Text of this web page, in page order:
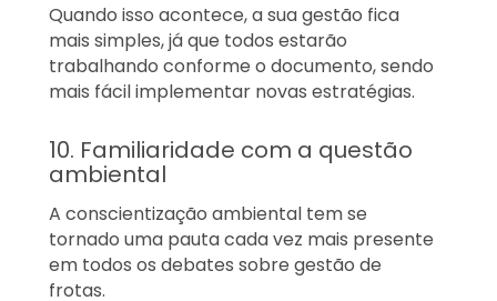
Quando isso acontece, a sua gestão fica
mais simples, já que todos estarão
trabalhando conforme o documento, sendo
mais fácil implementar novas estratégias.
10. Familiaridade com a questão
ambiental
A conscientização ambiental tem se
tornado uma pauta cada vez mais presente
em todos os debates sobre gestão de
frotas.